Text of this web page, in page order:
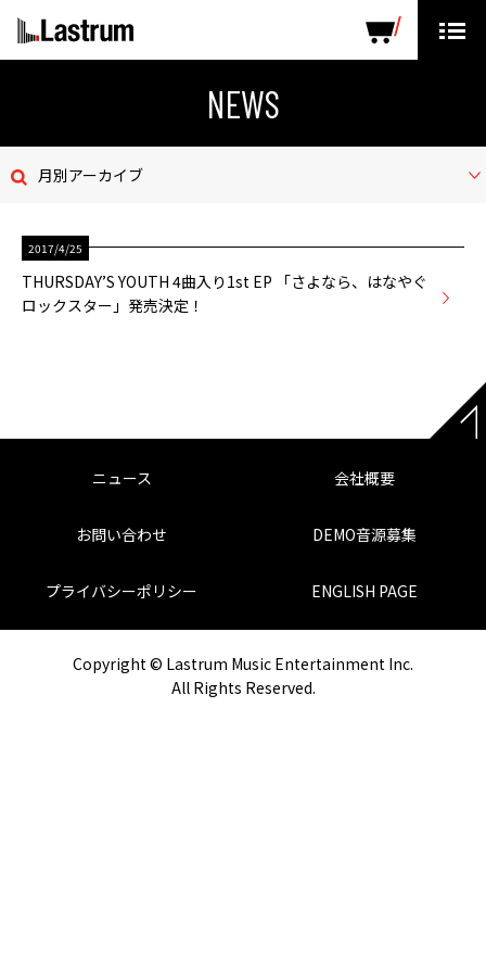
LABEL PRODUCTS
お問い合わせ
デモテープ
NEWS
月別アーカイブ
2017/4/25
THURSDAY’S YOUTH 4曲入り1st EP 「さよなら、はなやぐ
ロックスター」発売決定！
ニュース 会社概要
お問い合わせ DEMO音源募集
プライバシーポリシー ENGLISH PAGE
Copyright © Lastrum Music Entertainment Inc.
All Rights Reserved.